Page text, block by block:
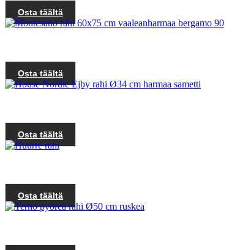
Osta täältä
Osta täältä
Osta täältä
Osta täältä